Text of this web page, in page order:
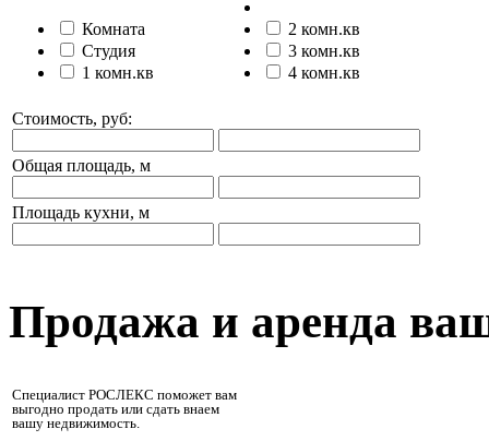
Комната
Студия
1 комн.кв
2 комн.кв
3 комн.кв
4 комн.кв
Стоимость, руб:
Общая площадь, м
Площадь кухни, м
Продажа и аренда
Специалист РОСЛЕКС поможет вам
выгодно продать или сдать внаем
вашу недвижимость.